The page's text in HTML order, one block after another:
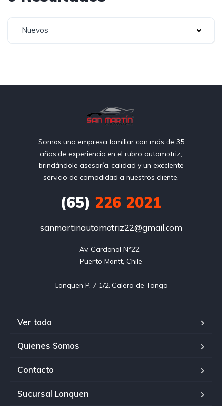
Nuevos
Somos una empresa familiar con más de 35
años de experiencia en el rubro automotriz,
brindándole asesoría, calidad y un excelente
servicio de comodidad a nuestros cliente.
(65) 226 2021
sanmartinautomotriz22@gmail.com
Av. Cardonal N°22,
Puerto Montt, Chile
Ver todo
Quienes Somos
Contacto
Sucursal Lonquen